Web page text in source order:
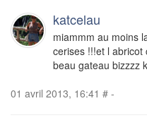
katcelau
miammm au moins
cerises !!!et l
beau gateau bizzzz
01 avril 2013, 16:41 # -